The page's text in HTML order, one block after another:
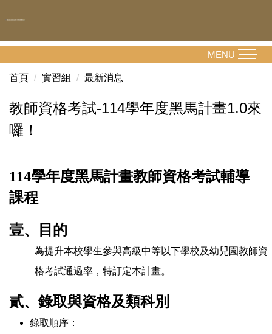
到
容
MENU
首頁 實習組 最新消息
教師資格考試-114學年度黑馬計畫1.0來
囉！
114學年度黑馬計畫教師資格考試輔導
課程
壹、目的
為提升本校學生參與高級中等以下學校及幼兒園教師資
格考試通過率，特訂定本計畫。
貳、錄取與資格及類科別
錄取順序：